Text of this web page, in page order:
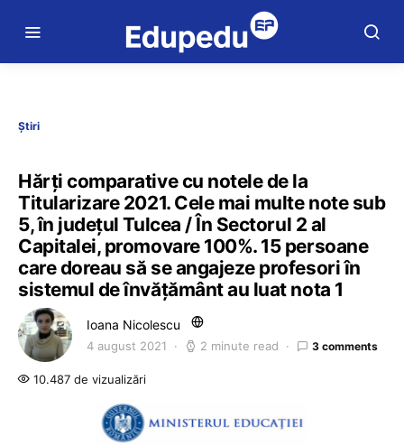
Știri
Hărți comparative cu notele de la
Titularizare 2021. Cele mai multe note sub
5, în județul Tulcea / În Sectorul 2 al
Capitalei, promovare 100%. 15 persoane
care doreau să se angajeze profesori în
sistemul de învățământ au luat nota 1
Ioana Nicolescu
4 august 2021 2 minute read 3 comments
10.487 de vizualizări